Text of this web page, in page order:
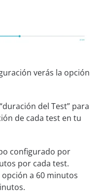
verás la opción
del Test” para
de cada test en tu
configurado por
por cada test.
a 60 minutos